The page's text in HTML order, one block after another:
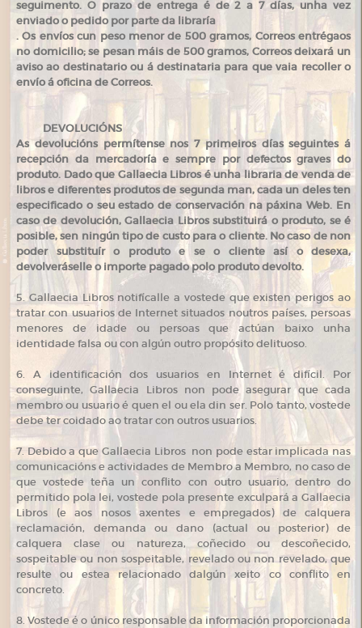
seguimento. O prazo de entrega é de 2 a 7 días, unha vez
enviado o pedido por parte da libraría
. Os envíos cun peso menor de 500 gramos, Correos entrégaos
no domicilio; se pesan máis de 500 gramos, Correos deixará un
aviso ao destinatario ou á destinataria para que vaia recoller o
envío á oficina de Correos.
DEVOLUCIÓNS
As devolucións permítense nos 7 primeiros días seguintes á
recepción da mercadoría e sempre por defectos graves do
produto. Dado que Gallaecia Libros é unha libraria de venda de
libros e diferentes produtos de segunda man, cada un deles ten
especificado o seu estado de conservación na páxina Web. En
caso de devolución, Gallaecia Libros substituirá o produto, se é
posible, sen ningún tipo de custo para o cliente. No caso de non
poder substituír o produto e se o cliente así o desexa,
devolveráselle o importe pagado polo produto devolto.
5. Gallaecia Libros notifícalle a vostede que existen perigos ao
tratar con usuarios de Internet situados noutros países, persoas
menores de idade ou persoas que actúan baixo unha
identidade falsa ou con algún outro propósito delituoso.
6. A identificación dos usuarios en Internet é difícil. Por
conseguinte, Gallaecia Libros non pode asegurar que cada
membro ou usuario é quen el ou ela din ser. Polo tanto, vostede
debe ter coidado ao tratar con outros usuarios.
7. Debido a que Gallaecia Libros non pode estar implicada nas
comunicacións e actividades de Membro a Membro, no caso de
que vostede teña un conflito con outro usuario, dentro do
permitido pola lei, vostede pola presente exculpará a Gallaecia
Libros (e aos nosos axentes e empregados) de calquera
reclamación, demanda ou dano (actual ou posterior) de
calquera clase ou natureza, coñecido ou descoñecido,
sospeitable ou non sospeitable, revelado ou non revelado, que
resulte ou estea relacionado dalgún xeito co conflito en
concreto.
8. Vostede é o único responsable da información proporcionada